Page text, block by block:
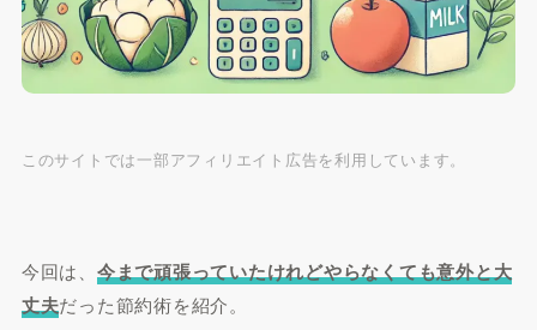
このサイトでは一部アフィリエイト広告を利用しています。
今回は、 今まで頑張っていたけれどやらなくても意外と大
丈夫だった節約術を紹介。